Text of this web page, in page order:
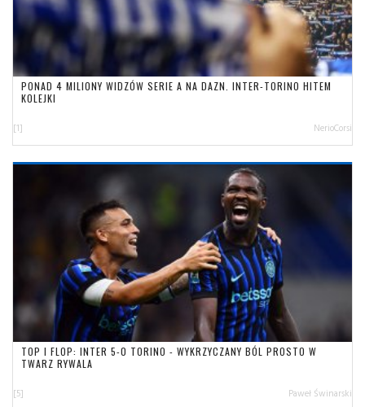
PONAD 4 MILIONY WIDZÓW SERIE A NA DAZN. INTER-TORINO HITEM
KOLEJKI
[1] NerioCorsi
TOP I FLOP: INTER 5-0 TORINO - WYKRZYCZANY BÓL PROSTO W
TWARZ RYWALA
[5] Paweł Świnarski